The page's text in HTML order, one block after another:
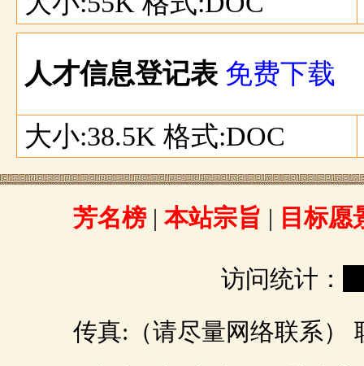
人才信息登记表 免费下载
大小:38.5K 格式:DOC
芳名榜| 本站宗旨 | 目标愿
访问统计：
传真:（请尽量网络联系）